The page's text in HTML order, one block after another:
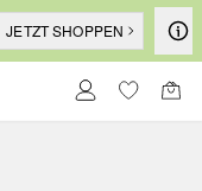
JETZT SHOPPEN